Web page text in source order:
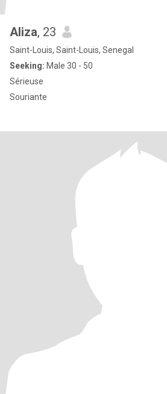
Aliza, 23
Saint-Louis, Saint-Louis, Senegal
Seeking: Male 30 - 50
Sérieuse
Souriante